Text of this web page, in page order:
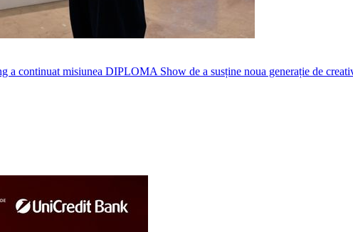
continuat misiunea DIPLOMA Show de a susține noua generație de